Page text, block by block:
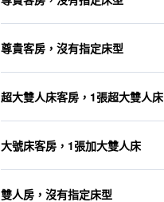
尊貴客房，沒有指定床型
超大雙人床客房，1張超大雙人床
大號床客房，1張加大雙人床
雙人房，沒有指定床型